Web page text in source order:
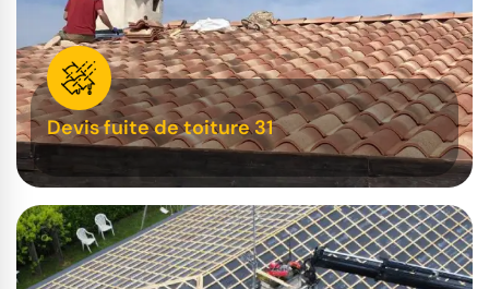
Devis fuite de toiture 31